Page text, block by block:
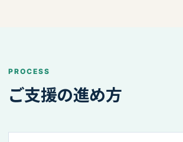
PROCESS
ご支援の進め方